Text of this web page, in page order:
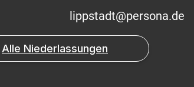
lippstadt@persona.de
Alle Niederlassungen